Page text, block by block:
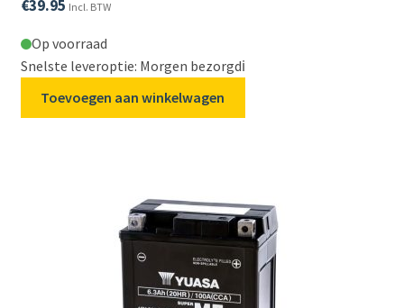
€39.95 Incl. BTW
Op voorraad
Snelste leveroptie: Morgen bezorgdℹ️
Toevoegen aan winkelwagen